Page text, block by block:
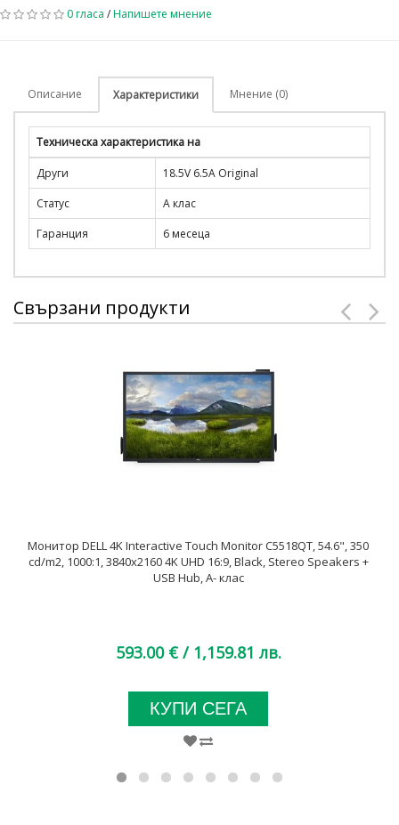
0 гласа /Напишете мнение
Описание Характеристики Мнение (0)
Техническа характеристика на
Други
18.5V 6.5A Original
Статус
A клас
Гаранция
6 месеца
Свързани продукти
Монитор DELL 4K Interactive Touch Monitor C5518QT, 54.6", 350
cd/m2, 1000:1, 3840x2160 4K UHD 16:9, Black, Stereo Speakers +
USB Hub, A- клас
593.00 €/ 1,159.81 лв.
КУПИ СЕГА